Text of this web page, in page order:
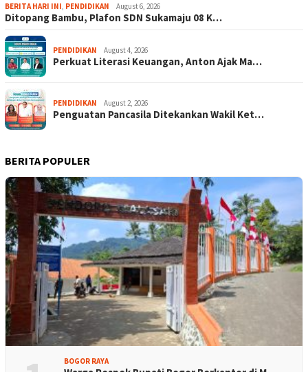
BERITA HARI INI, PENDIDIKAN August 6, 2026
Ditopang Bambu, Plafon SDN Sukamaju 08 K…
PENDIDIKAN August 4, 2026
Perkuat Literasi Keuangan, Anton Ajak Ma…
PENDIDIKAN August 2, 2026
Penguatan Pancasila Ditekankan Wakil Ket…
BERITA POPULER
BOGOR RAYA